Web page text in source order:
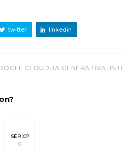
twitter linkedin
CLOUD, IA GENERATIVA ,
SÉRIO?
0